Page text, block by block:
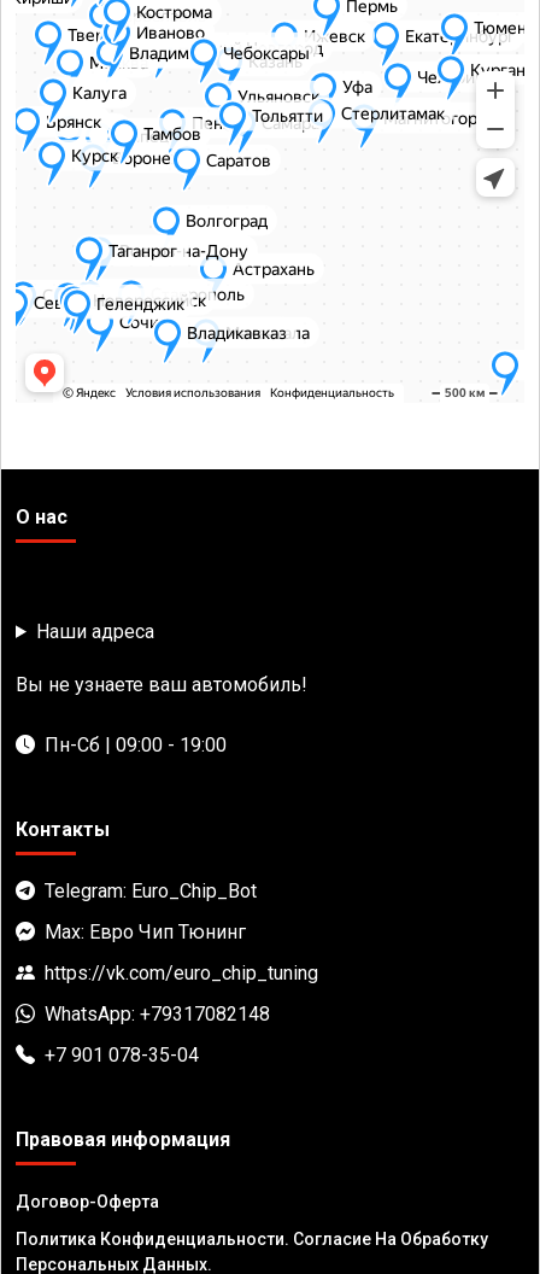
О нас
Наши адреса
Вы не узнаете ваш автомобиль!
Пн-Сб | 09:00 - 19:00
Контакты
Telegram: Euro_Chip_Bot
Max: Евро Чип Тюнинг
https://vk.com/euro_chip_tuning
WhatsApp: +79317082148
+7 901 078-35-04
Правовая информация
Договор-Оферта
Политика Конфиденциальности. Согласие На Обработку
Персональных Данных.